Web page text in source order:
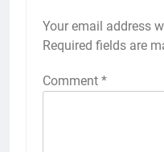
Your email address
Required fields are
Comment *